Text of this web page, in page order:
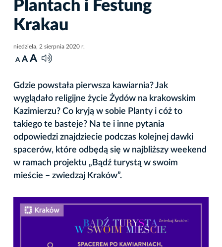
Plantach i Festung
Krakau
niedziela, 2 sierpnia 2020 r.
A A A
Gdzie powstała pierwsza kawiarnia? Jak
wyglądało religijne życie Żydów na krakowskim
Kazimierzu? Co kryją w sobie Planty i cóż to
takiego te basteje? Na te i inne pytania
odpowiedzi znajdziecie podczas kolejnej dawki
spacerów, które odbędą się w najbliższy weekend
w ramach projektu „Bądź turystą w swoim
mieście – zwiedzaj Kraków”.